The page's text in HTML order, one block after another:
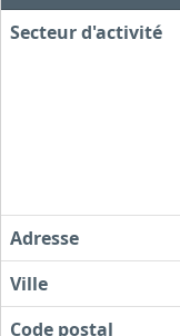
Secteur d'activité
Adresse
Ville
Code postal